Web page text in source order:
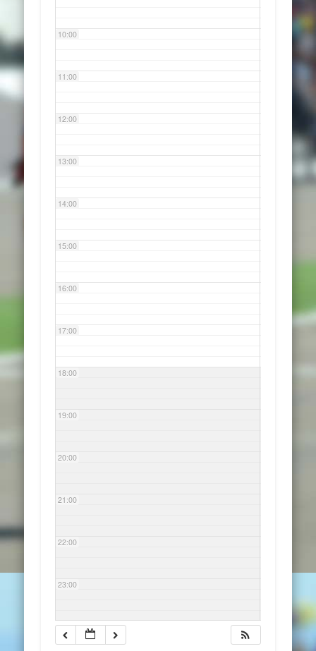
10:00
11:00
12:00
13:00
14:00
15:00
16:00
17:00
18:00
19:00
20:00
21:00
22:00
23:00